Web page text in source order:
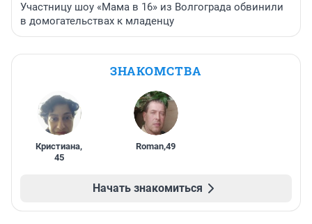
Участницу шоу «Мама в 16» из Волгограда обвинили
в домогательствах к младенцу
ЗНАКОМСТВА
Кристиана,
45
Roman,49
Начать знакомиться